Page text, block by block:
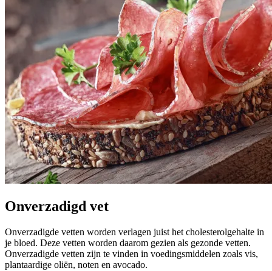
Onverzadigd vet
Onverzadigde vetten worden verlagen juist het cholesterolgehalte in
je bloed. Deze vetten worden daarom gezien als gezonde vetten.
Onverzadigde vetten zijn te vinden in voedingsmiddelen zoals vis,
plantaardige oliën, noten en avocado.